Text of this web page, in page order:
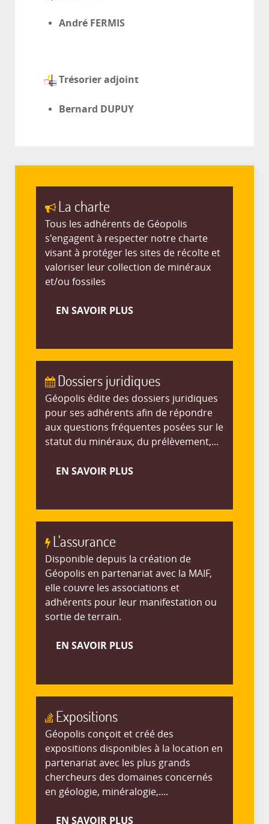
André FERMIS
Trésorier adjoint
Bernard DUPUY
La charte
Tous les adhérents de Géopolis
s'engagent à respecter notre charte
visant à protéger les sites de récolte et
valoriser leur collection de minéraux
et/ou fossiles
EN SAVOIR PLUS
Dossiers juridiques
Géopolis édite des dossiers juridiques
pour ses adhérents afin de répondre
aux questions fréquentes posées sur le
statut du minéraux, du prélèvement,...
EN SAVOIR PLUS
L'assurance
Disponible depuis la création de
Géopolis en partenariat avec la MAIF,
elle couvre les associations et
adhérents pour leur manifestation ou
sortie de terrain.
EN SAVOIR PLUS
Expositions
Géopolis conçoit et créé des
expositions disponibles à la location en
partenariat avec les plus grands
chercheurs des domaines concernés
en géologie, minéralogie,....
EN SAVOIR PLUS